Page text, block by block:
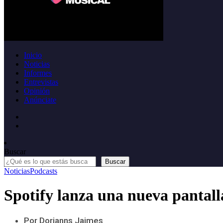
Inicio
Noticias
Informes
Entrevistas
Opinión
Anúnciate
Buscar
Buscar
NoticiasPodcasts
Spotify lanza una nueva
Por Dorianns Jaimes